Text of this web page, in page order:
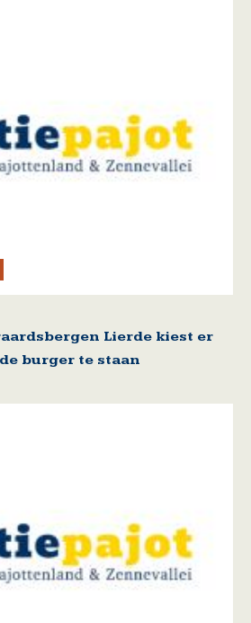
Lierde kiest er
burger te staan